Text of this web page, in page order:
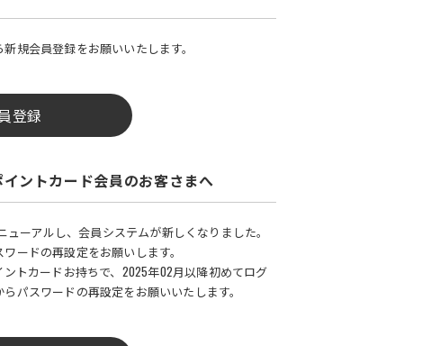
規会員登録をお願いいたします。
登録
ントカード会員のお客さまへ
ーアルし、会員システムが新しくなりました。
ードの再設定をお願いします。
ントカードお持ちで、2025年02月以降初めてログ
パスワードの再設定をお願いいたします。